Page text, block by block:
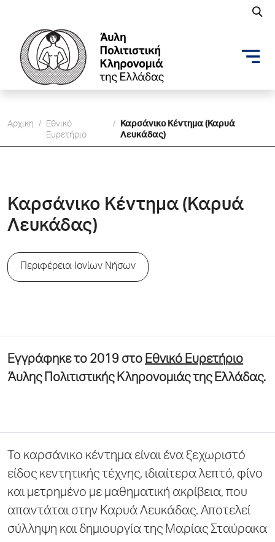
Αρχικη /
Εθνικό
Ευρετήριο
/
Καρσάνικο Κέντημα (Καρυά
Λευκάδας)
Καρσάνικο Κέντημα (Καρυά
Λευκάδας)
Περιφέρεια Ιονίων Νήσων
Εγγράφηκε το 2019 στο Εθνικό Ευρετήριο
Άυλης Πολιτιστικής Κληρονομιάς της Ελλάδας.
Το καρσάνικο κέντημα είναι ένα ξεχωριστό
είδος κεντητικής τέχνης, ιδιαίτερα λεπτό, φίνο
και μετρημένο με μαθηματική ακρίβεια, που
απαντάται στην Καρυά Λευκάδας. Αποτελεί
σύλληψη και δημιουργία της Μαρίας Σταύρακα